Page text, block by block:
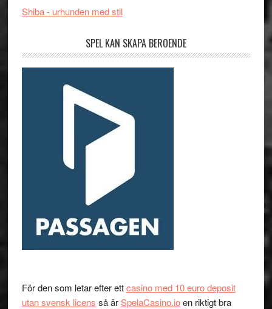
Shiba - urhunden med stil
SPEL KAN SKAPA BEROENDE
För den som letar efter ettcasino med 10 euro deposit
utan svensk licens så ärSpelaCasino.ioen riktigt bra